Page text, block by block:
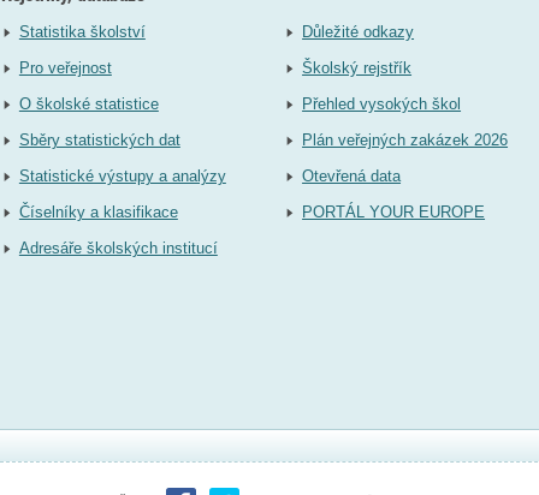
Statistika školství
Pro veřejnost
O školské statistice
Sběry statistických dat
Statistické výstupy a analýzy
Číselníky a klasifikace
Adresáře školských institucí
Důležité odkazy
Školský rejstřík
Přehled vysokých škol
Plán veřejných zakázek 2026
Otevřená data
PORTÁL YOUR EUROPE